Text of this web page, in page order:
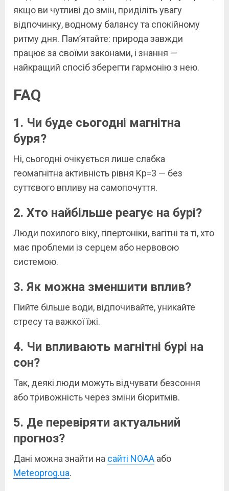
якщо ви чутливі до змін, приділіть увагу
відпочинку, водному балансу та спокійному
ритму дня. Пам’ятайте: природа завжди
працює за своїми законами, і знання —
найкращий спосіб зберегти гармонію з нею.
FAQ
1. Чи буде сьогодні магнітна
буря?
Ні, сьогодні очікується лише слабка
геомагнітна активність рівня Kp=3 — без
суттєвого впливу на самопочуття.
2. Хто найбільше реагує на бурі?
Люди похилого віку, гіпертоніки, вагітні та ті, хто
має проблеми із серцем або нервовою
системою.
3. Як можна зменшити вплив?
Пийте більше води, відпочивайте, уникайте
стресу та важкої їжі.
4. Чи впливають магнітні бурі на
сон?
Так, деякі люди можуть відчувати безсоння
або тривожність через зміни біоритмів.
5. Де перевіряти актуальний
прогноз?
Дані можна знайти на сайті NOAA або
Meteoprog.ua.